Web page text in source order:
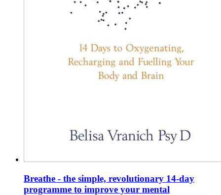
Breathe - the simple, revolutionary 14-day
programme to improve your mental